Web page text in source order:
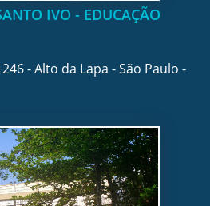
IVO - EDUCAÇÃO
- Alto da Lapa - São Paulo -